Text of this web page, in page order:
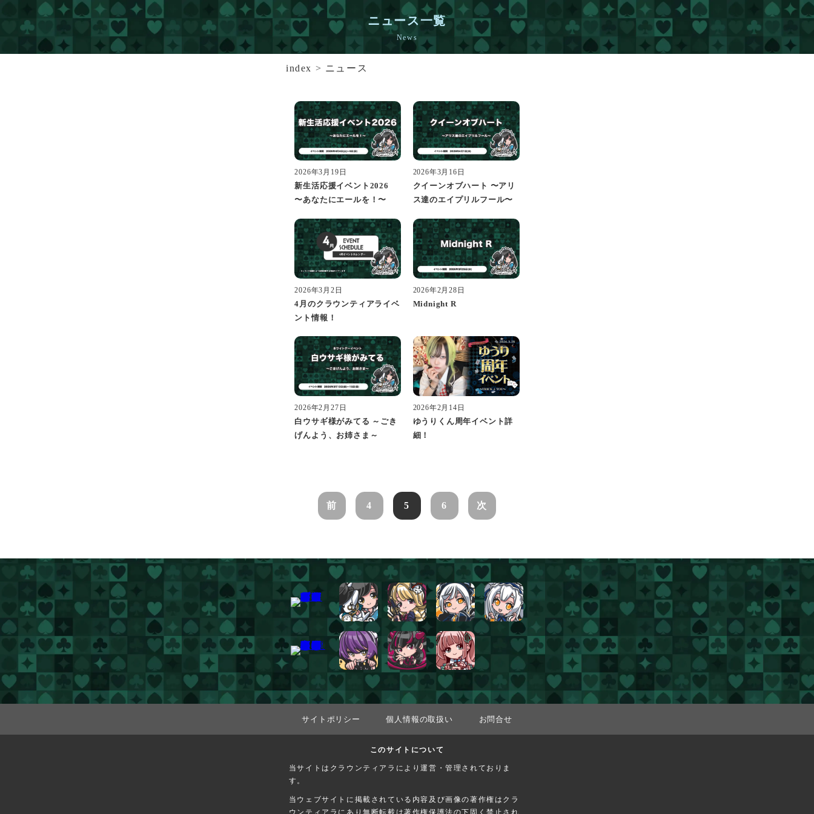
ニュース一覧
News
index > ニュース
2026年3月19日
新生活応援イベント2026
〜あなたにエールを！〜
2026年3月16日
クイーンオブハート 〜アリ
ス達のエイプリルフール〜
2026年3月2日
4月のクラウンティアライベ
ント情報！
2026年2月28日
Midnight R
2026年2月27日
白ウサギ様がみてる ～ごき
げんよう、お姉さま～
2026年2月14日
ゆうりくん周年イベント詳
細！
前 4 5 6 次
サイトポリシー 個人情報の取扱い お問合せ
このサイトについて
当サイトはクラウンティアラにより運営・管理されておりま
す。
当ウェブサイトに掲載されている内容及び画像の著作権はクラ
ウンティアラにあり無断転載は著作権保護法の下固く禁止され